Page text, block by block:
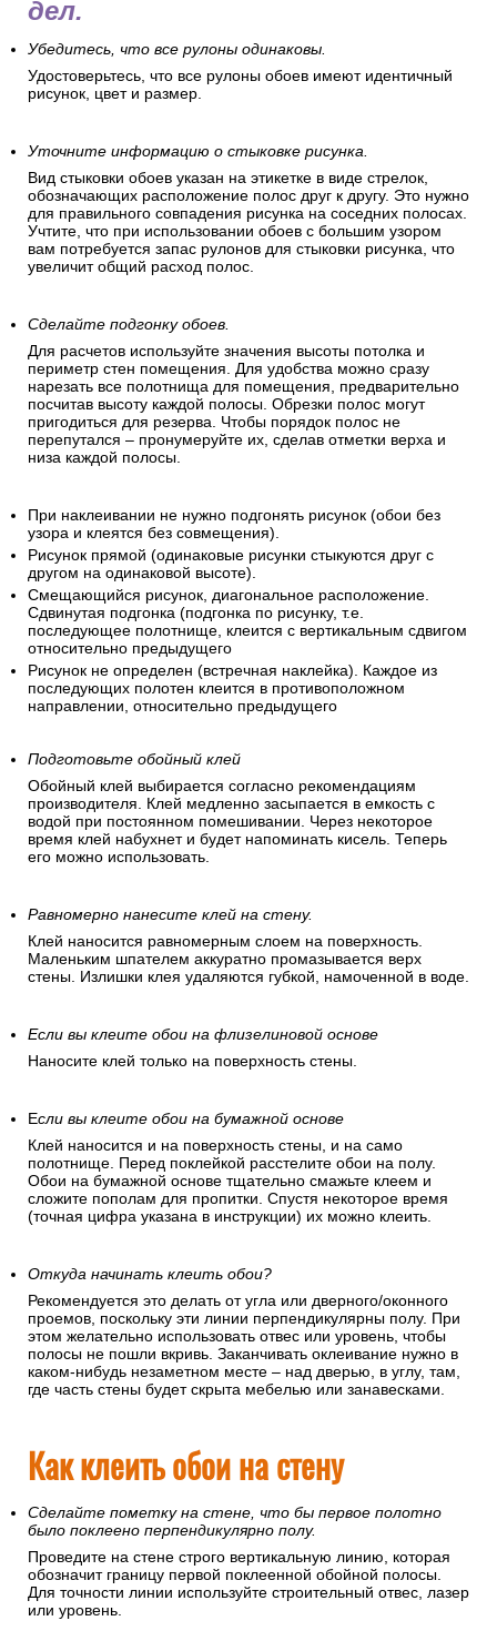
дел.
Убедитесь, что все рулоны одинаковы.
Удостоверьтесь, что все рулоны обоев имеют идентичный
рисунок, цвет и размер.
Уточните информацию о стыковке рисунка.
Вид стыковки обоев указан на этикетке в виде стрелок,
обозначающих расположение полос друг к другу. Это нужно
для правильного совпадения рисунка на соседних полосах.
Учтите, что при использовании обоев с большим узором
вам потребуется запас рулонов для стыковки рисунка, что
увеличит общий расход полос.
Сделайте подгонку обоев.
Для расчетов используйте значения высоты потолка и
периметр стен помещения. Для удобства можно сразу
нарезать все полотнища для помещения, предварительно
посчитав высоту каждой полосы. Обрезки полос могут
пригодиться для резерва. Чтобы порядок полос не
перепутался – пронумеруйте их, сделав отметки верха и
низа каждой полосы.
При наклеивании не нужно подгонять рисунок (обои без
узора и клеятся без совмещения).
Рисунок прямой (одинаковые рисунки стыкуются друг с
другом на одинаковой высоте).
Смещающийся рисунок, диагональное расположение.
Сдвинутая подгонка (подгонка по рисунку, т.е.
последующее полотнище, клеится с вертикальным сдвигом
относительно предыдущего
Рисунок не определен (встречная наклейка). Каждое из
последующих полотен клеится в противоположном
направлении, относительно предыдущего
Подготовьте обойный клей
Обойный клей выбирается согласно рекомендациям
производителя. Клей медленно засыпается в емкость с
водой при постоянном помешивании. Через некоторое
время клей набухнет и будет напоминать кисель. Теперь
его можно использовать.
Равномерно нанесите клей на стену.
Клей наносится равномерным слоем на поверхность.
Маленьким шпателем аккуратно промазывается верх
стены. Излишки клея удаляются губкой, намоченной в воде.
Если вы клеите обои на флизелиновой основе
Наносите клей только на поверхность стены.
Если вы клеите обои на бумажной основе
Клей наносится и на поверхность стены, и на само
полотнище. Перед поклейкой расстелите обои на полу.
Обои на бумажной основе тщательно смажьте клеем и
сложите пополам для пропитки. Спустя некоторое время
(точная цифра указана в инструкции) их можно клеить.
Откуда начинать клеить обои?
Рекомендуется это делать от угла или дверного/оконного
проемов, поскольку эти линии перпендикулярны полу. При
этом желательно использовать отвес или уровень, чтобы
полосы не пошли вкривь. Заканчивать оклеивание нужно в
каком-нибудь незаметном месте – над дверью, в углу, там,
где часть стены будет скрыта мебелью или занавесками.
Как клеить обои на стену
Сделайте пометку на стене, что бы первое полотно
было поклеено перпендикулярно полу.
Проведите на стене строго вертикальную линию, которая
обозначит границу первой поклеенной обойной полосы.
Для точности линии используйте строительный отвес, лазер
или уровень.